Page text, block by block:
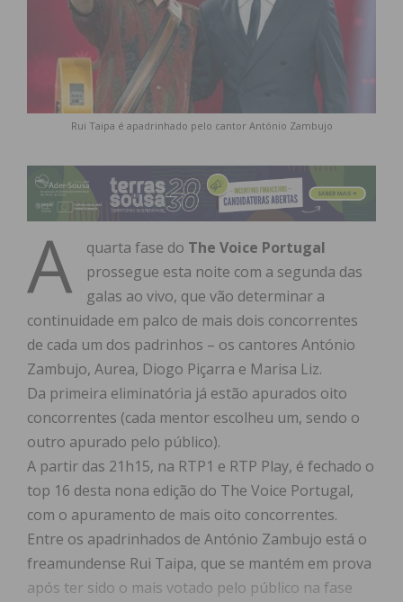
Rui Taipa é apadrinhado pelo cantor António Zambujo
A quarta fase do The Voice Portugal
prossegue esta noite com a segunda das
galas ao vivo, que vão determinar a
continuidade em palco de mais dois concorrentes
de cada um dos padrinhos – os cantores António
Zambujo, Aurea, Diogo Piçarra e Marisa Liz.
Da primeira eliminatória já estão apurados oito
concorrentes (cada mentor escolheu um, sendo o
outro apurado pelo público).
A partir das 21h15, na RTP1 e RTP Play, é fechado o
top 16 desta nona edição do The Voice Portugal,
com o apuramento de mais oito concorrentes.
Entre os apadrinhados de António Zambujo está o
freamundense Rui Taipa, que se mantém em prova
após ter sido o mais votado pelo público na fase